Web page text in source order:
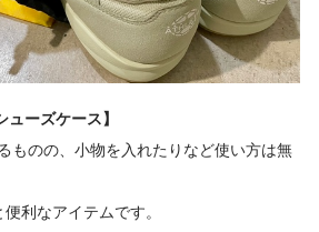
ューズケース】
ものの、小物を入れたりなど使い方は無
利なアイテムです。